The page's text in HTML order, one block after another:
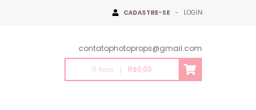
CADASTRE-SE - LOGIN
contatophotoprops@gmail.com
0 Itens | R$0,00